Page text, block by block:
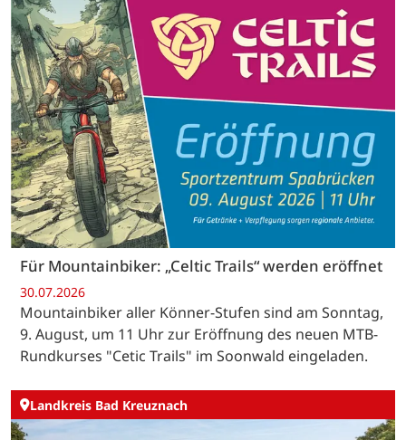
Für Mountainbiker: „Celtic Trails“ werden eröffnet
30.07.2026
Mountainbiker aller Könner-Stufen sind am Sonntag,
9. August, um 11 Uhr zur Eröffnung des neuen MTB-
Rundkurses "Cetic Trails" im Soonwald eingeladen.
Landkreis Bad Kreuznach